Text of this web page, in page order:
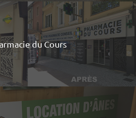
du Cours